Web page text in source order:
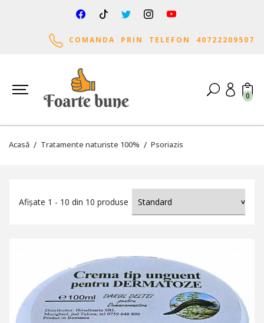
COMANDA PRIN TELEFON 40722209507
0
Acasă Tratamente naturiste 100% Psoriazis
Afișate 1 - 10 din 10 produse